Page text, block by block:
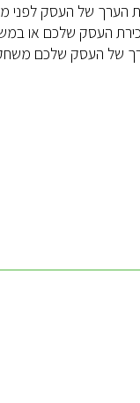
הערך של העסק לפני
העסק שלכם או
של העסק שלכם